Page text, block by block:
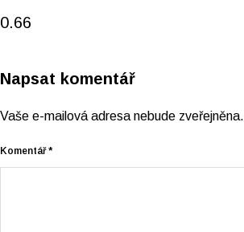
Napsat komentář
Vaše e-mailová adresa nebude zveřejněna.
Komentář*